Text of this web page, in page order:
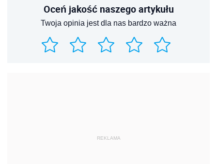
Oceń jakość naszego artykułu
Twoja opinia jest dla nas bardzo ważna
REKLAMA